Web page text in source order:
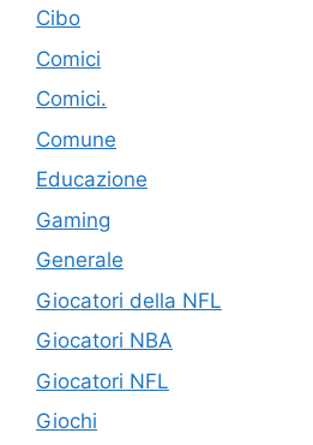
Cibo
Comici
Comici.
Comune
Educazione
Gaming
Generale
Giocatori della NFL
Giocatori NBA
Giocatori NFL
Giochi